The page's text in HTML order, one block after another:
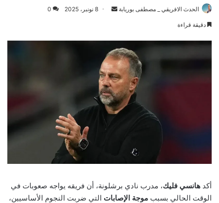
الحدث الافريقي _ مصطفى بوريابة
Send8 نونبر، 2025 0
دقيقة قراءة
أكد هانسي فليك، مدرب نادي برشلونة، أن فريقه يواجه صعوبات في
الوقت الحالي بسبب موجة الإصابات التي ضربت النجوم الأساسيين،